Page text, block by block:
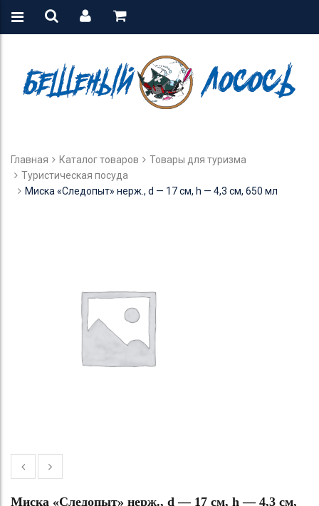
Главная Каталог товаров
Товары для туризма
Туристическая посуда
Миска «Следопыт» нерж., d — 17 см, h — 4,3 см, 650 мл
Миска «Следопыт» нерж., d — 17 см, h — 4,3 см,